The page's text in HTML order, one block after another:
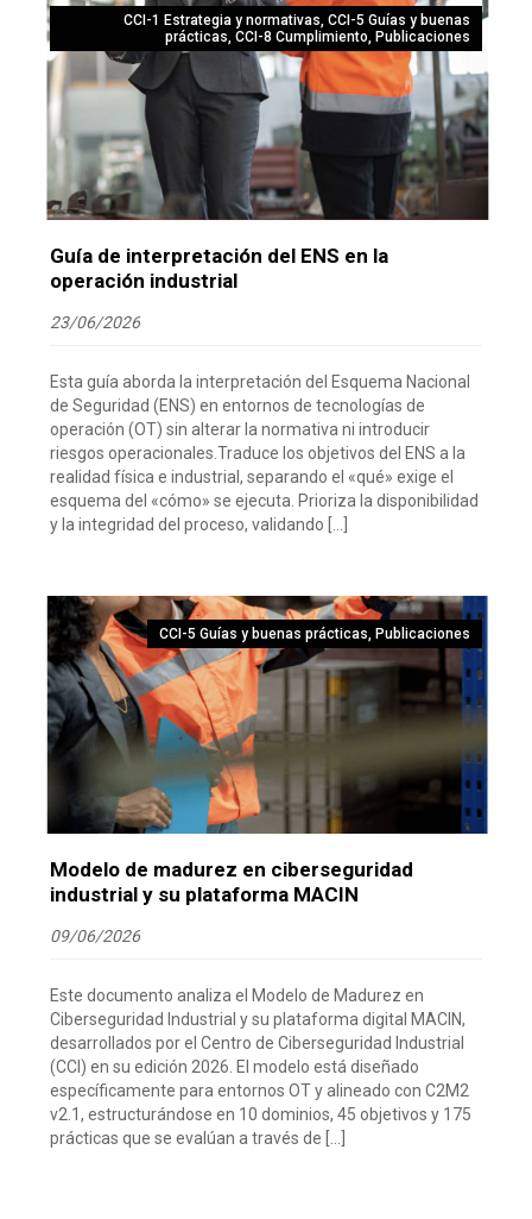
CCI-1 Estrategia y normativas, CCI-5 Guías y buenas
prácticas, CCI-8 Cumplimiento, Publicaciones
Guía de interpretación del ENS en la
operación industrial
23/06/2026
Esta guía aborda la interpretación del Esquema Nacional
de Seguridad (ENS) en entornos de tecnologías de
operación (OT) sin alterar la normativa ni introducir
riesgos operacionales.Traduce los objetivos del ENS a la
realidad física e industrial, separando el «qué» exige el
esquema del «cómo» se ejecuta. Prioriza la disponibilidad
y la integridad del proceso, validando […]
CCI-5 Guías y buenas prácticas, Publicaciones
Modelo de madurez en ciberseguridad
industrial y su plataforma MACIN
09/06/2026
Este documento analiza el Modelo de Madurez en
Ciberseguridad Industrial y su plataforma digital MACIN,
desarrollados por el Centro de Ciberseguridad Industrial
(CCI) en su edición 2026. El modelo está diseñado
específicamente para entornos OT y alineado con C2M2
v2.1, estructurándose en 10 dominios, 45 objetivos y 175
prácticas que se evalúan a través de […]